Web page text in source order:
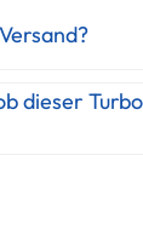
dieser